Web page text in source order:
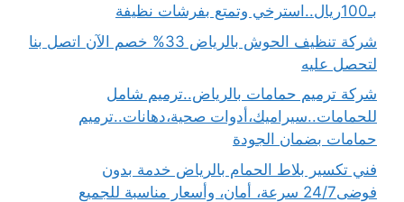
بـ100ريال..استرخي وتمتع بفرشات نظيفة
شركة تنظيف الحوش بالرياض 33% خصم الآن اتصل بنا
لتحصل عليه
شركة ترميم حمامات بالرياض..ترميم شامل
للحمامات..سيراميك،أدوات صحية،دهانات..ترميم
حمامات بضمان الجودة
فني تكسير بلاط الحمام بالرياض خدمة بدون
فوضى24/7 سرعة، أمان، وأسعار مناسبة للجميع